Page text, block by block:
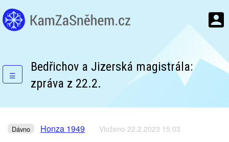
☰
Bedřichov a Jizerská magistrála:
zpráva z 22.2.
Dávno Honza 1949 Vloženo 22.2.2023 15:03